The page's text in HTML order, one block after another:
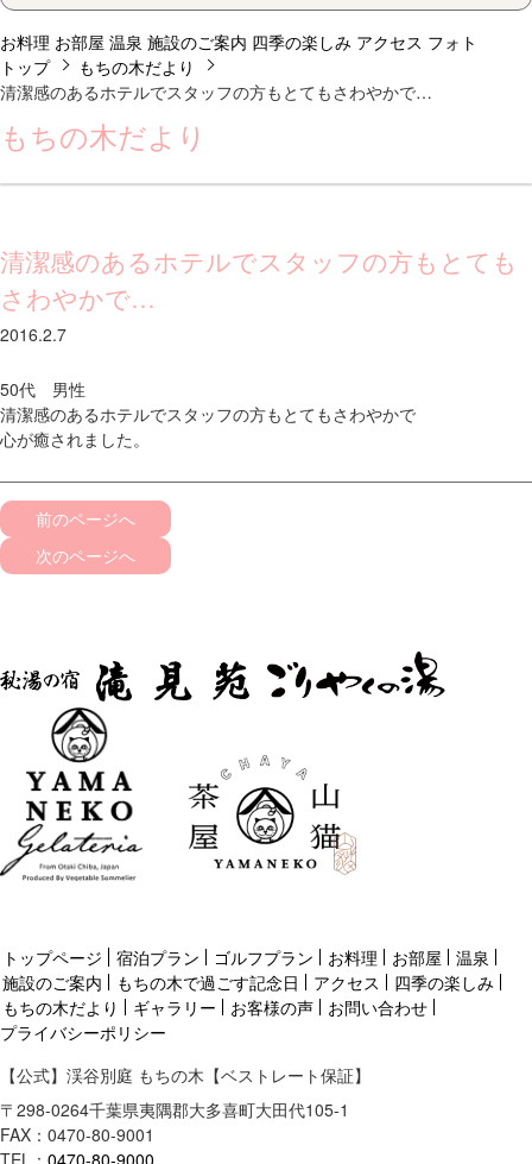
お料理 お部屋 温泉 施設のご案内 四季の楽しみ アクセス フォト
トップ
もちの木だより
清潔感のあるホテルでスタッフの方もとてもさわやかで…
もちの木だより
清潔感のあるホテルでスタッフの方もとても
さわやかで…
2016.2.7
50代 男性
清潔感のあるホテルでスタッフの方もとてもさわやかで
心が癒されました。
前のページへ
次のページへ
トップページ 宿泊プラン ゴルフプラン お料理 お部屋
温泉
施設のご案内
もちの木で過ごす記念日 アクセス
四季の楽しみ
もちの木だより
ギャラリー お客様の声
お問い合わせ
プライバシーポリシー
【公式】渓谷別庭 もちの木【ベストレート保証】
〒 298-0264千葉県夷隅郡大多喜町大田代105-1
FAX：0470-80-9001
TEL： 0470-80-9000